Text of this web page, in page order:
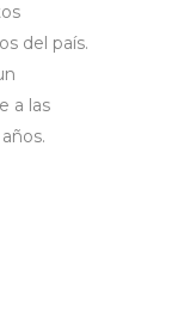
del país.
a las